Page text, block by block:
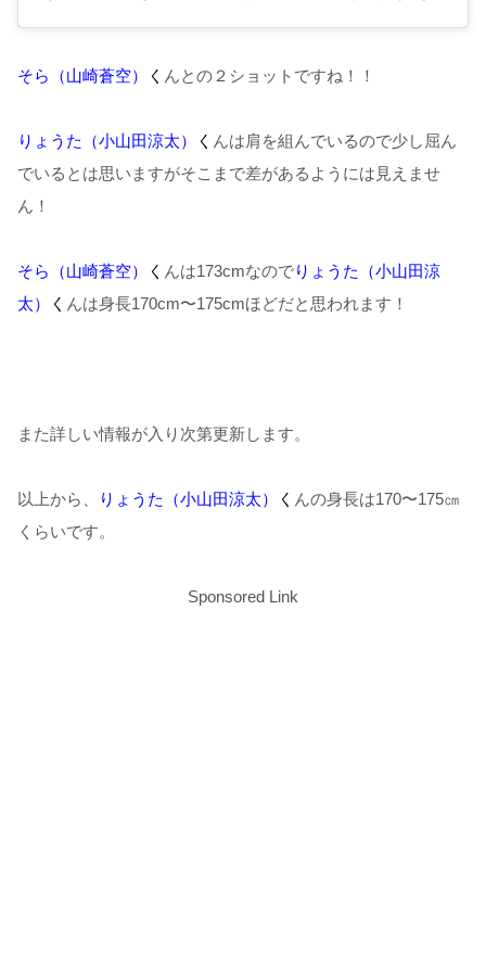
そら（山崎蒼空） く んとの２ショットですね！！
りょうた（小山田涼太） く んは肩を組んでいるので少し屈ん
でいるとは思いますがそこまで差があるようには見えませ
ん！
そら（山崎蒼空） く んは173cmなのでりょうた（小山田涼
太）
く んは身長170cm〜175cmほどだと思われます！
また詳しい情報が入り次第更新します。
以上から、 りょうた（小山田涼太） く んの身長は170〜175㎝
くらいです。
Sponsored Link